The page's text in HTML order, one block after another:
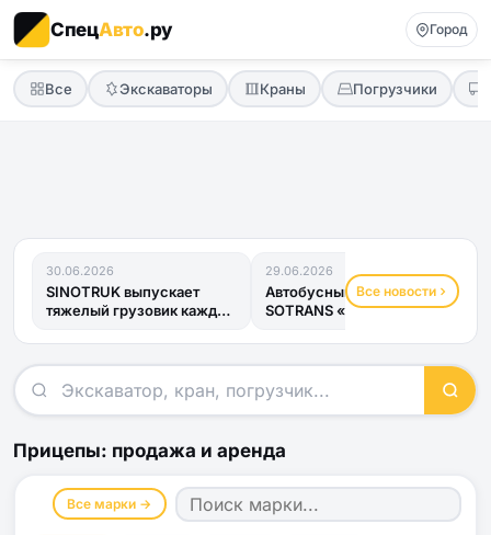
СпецАвто.ру Город
Все Экскаваторы Краны Погрузчики
30.06.2026
SINOTRUK выпускает
тяжелый грузовик каждые
29.06.2026
Автобусный прицеп
SOTRANS «Хвост
и готов к...
Все новости
Прицепы: продажа и аренда
Все марки →